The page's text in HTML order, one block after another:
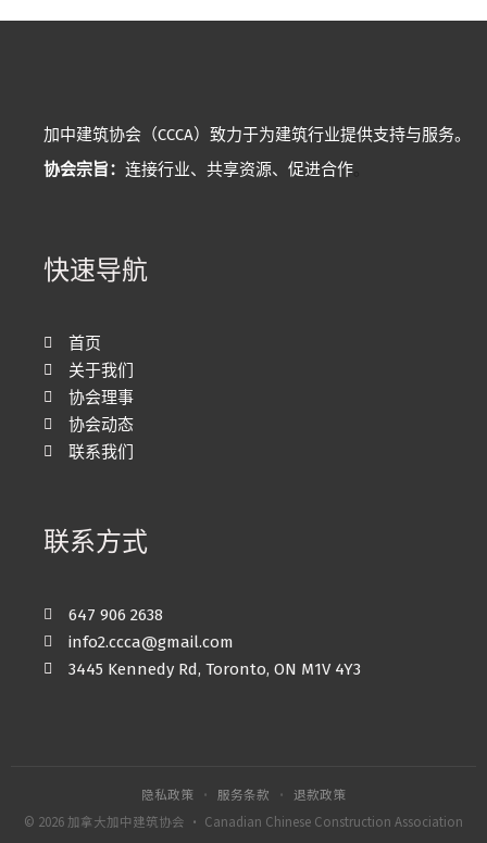
加中建筑协会（CCCA）致力于为建筑行业提供支持与服务。
协会宗旨： 连接行业、共享资源、促进合作
快速导航
首页
关于我们
协会理事
协会动态
联系我们
联系方式
647 906 2638
info2.ccca@gmail.com
3445 Kennedy Rd, Toronto, ON M1V 4Y3
隐私政策 · 服务条款 ·
退款政策
© 2026 加拿大加中建筑协会 · Canadian Chinese Construction Association